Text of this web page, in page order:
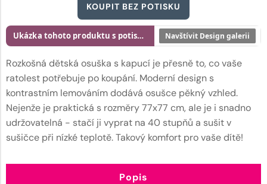
KOUPIT BEZ POTISKU
Rozkošná dětská osuška s kapucí je přesně to, co vaše
ratolest potřebuje po koupání. Moderní design s
kontrastním lemováním dodává osušce pěkný vzhled.
Nejenže je praktická s rozměry 77x77 cm, ale je i snadno
udržovatelná - stačí ji vyprat na 40 stupňů a sušit v
sušičce při nízké teplotě. Takový komfort pro vaše dítě!
Ukázka tohoto produktu s potiskem Navštívit Design galerii
Popis